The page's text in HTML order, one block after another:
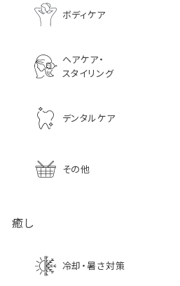
ボディケア
ヘアケア・
スタイリング
デンタルケア
その他
癒し
冷却・暑さ対策